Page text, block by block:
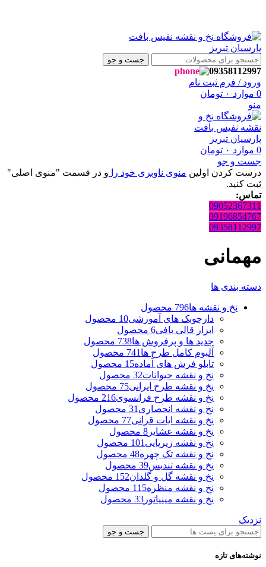
جست و جو
09358112997
ورود / فرم ثبت نام
0 موارد ۰ تومان
منو
0 موارد ۰ تومان
جست و جو
درست کردن اولین منوی ناوبری خود را و در قسمت "منوی اصلی"
ثبت کنید.
تماس:
09052367311
09196854767
09358112997
مهمانی
دسته بندی ها
نخ و نقشه ها796 محصول
دارچوبک های آموزشی10 محصول
ابزار قالی بافی6 محصول
جدید ها و پرفروش ها738 محصول
آلبوم کامل طرح ها 741 محصول
تابلو فرش های آماده15 محصول
نخ و نقشه حیوانات32 محصول
نخ و نقشه طرح ایرانی75 محصول
نخ و نقشه طرح فرانسوی216 محصول
نخ و نقشه انحصاری 31 محصول
نخ و نقشه ایات قرانی77 محصول
نخ و نقشه عشایر 8 محصول
نخ و نقشه زیرپایی 101 محصول
نخ و نقشه تک چهره48 محصول
نخ و نقشه تندیس39 محصول
نخ و نقشه گل و گلدان152 محصول
نخ و نقشه منظره115 محصول
نخ و نقشه مینیاتور 33 محصول
نزدیک
جست و جو
نوشته‌های تازه